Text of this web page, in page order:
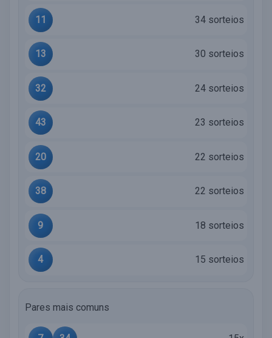
11 34 sorteios
13 30 sorteios
32 24 sorteios
43 23 sorteios
20 22 sorteios
38 22 sorteios
9 18 sorteios
4 15 sorteios
Pares mais comuns